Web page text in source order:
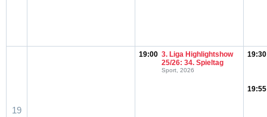
19
19:00 3. Liga Highlightshow
25/26: 34. Spieltag
Sport, 2026
19:30
19:55